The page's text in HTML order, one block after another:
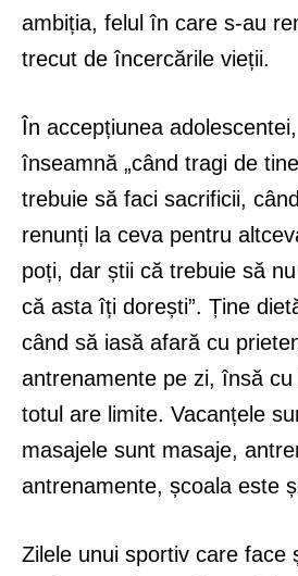
ambiția, felul în care s-au
trecut de încercările vieții.
În accepțiunea
înseamnă „când tragi de
trebuie să faci sacrificii,
renunți la ceva pentru
poți, dar știi că trebuie să
că asta îți dorești”. Ține
când să iasă afară cu
antrenamente pe zi, însă
totul are limite. Vacanțele
masajele sunt masaje,
antrenamente, școala este
Zilele unui sportiv care face